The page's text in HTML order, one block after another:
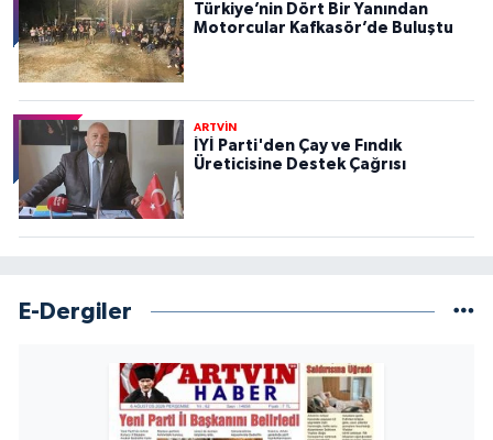
Türkiye’nin Dört Bir Yanından
Motorcular Kafkasör’de Buluştu
ARTVİN
İYİ Parti'den Çay ve Fındık
Üreticisine Destek Çağrısı
E-Dergiler